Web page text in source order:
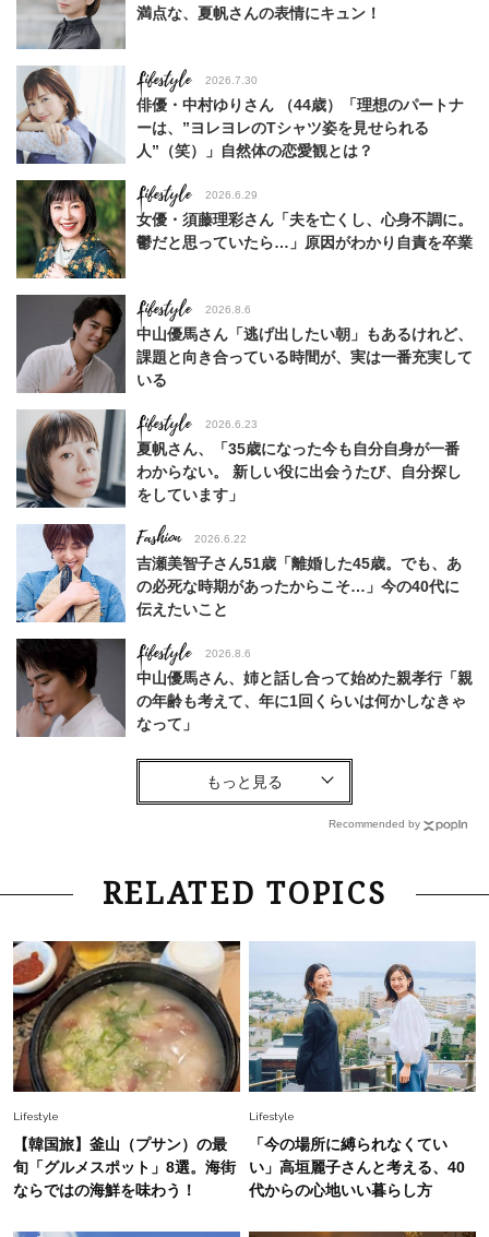
満点な、夏帆さんの表情にキュン！
Lifestyle 2026.7.30
俳優・中村ゆりさん （44歳）「理想のパートナ
ーは、”ヨレヨレのTシャツ姿を見せられる
人”（笑）」自然体の恋愛観とは？
Lifestyle 2026.6.29
女優・須藤理彩さん「夫を亡くし、心身不調に。
鬱だと思っていたら…」原因がわかり自責を卒業
Lifestyle 2026.8.6
中山優馬さん「逃げ出したい朝」もあるけれど、
課題と向き合っている時間が、実は一番充実して
いる
Lifestyle 2026.6.23
夏帆さん、「35歳になった今も自分自身が一番
わからない。 新しい役に出会うたび、自分探し
をしています」
Fashion 2026.6.22
吉瀬美智子さん51歳「離婚した45歳。でも、あ
の必死な時期があったからこそ…」今の40代に
伝えたいこと
Lifestyle 2026.8.6
中山優馬さん、姉と話し合って始めた親孝行「親
の年齢も考えて、年に1回くらいは何かしなきゃ
なって」
Lifestyle
26年夏の【開運アクション】は”ひと拭き”習
Fashion 2026.6.12
中村ゆりさん「40代になり、やっと“仕事以外の
Fashion 2026.7.16
白黒でもこんなに華やぐ！40代、夏の「甘めト
ップス×パンツ」コーデ〈3選〉
40代の夏通勤はこれ１着！「きちんと感」も
「オシャレ」も整うトレンドトップス〈4選〉
Fashion
Recommended by
RELATED TOPICS
Lifestyle
【韓国旅】釜山（プサン）の最
旬「グルメスポット」8選。海街
ならではの海鮮を味わう！
Lifestyle
「今の場所に縛られなくてい
い」高垣麗子さんと考える、40
代からの心地いい暮らし方